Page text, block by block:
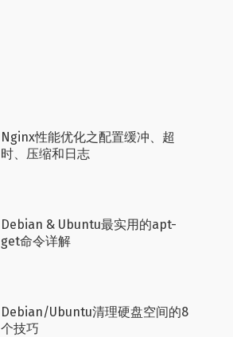
Nginx性能优化之配置缓冲、超
时、压缩和日志
Debian & Ubuntu最实用的apt-
get命令详解
Debian/Ubuntu清理硬盘空间的8
个技巧